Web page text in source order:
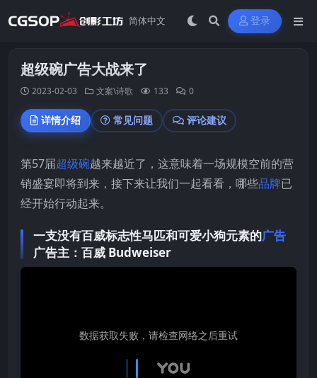
登录
超级碗广告大战来了
2023-02-03 文案\诗歌 133 0
详情介绍 常见问题 评论建议
第57届超级碗越来越近了，这意味着一场规模空前的营
销盛宴即将到来，接下来让我们一起看看，哪些品牌已
经开始行动起来。
一支没有百威标志性马匹和可爱小狗元素的广告
广告主：百威 Budweiser